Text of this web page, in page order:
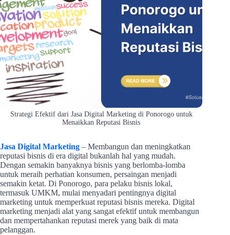
Strategi Efektif dari Jasa Digital Marketing di Ponorogo untuk
Menaikkan Reputasi Bisnis
Jasa Digital Marketing – Membangun dan meningkatkan
reputasi bisnis di era digital bukanlah hal yang mudah.
Dengan semakin banyaknya bisnis yang berlomba-lomba
untuk meraih perhatian konsumen, persaingan menjadi
semakin ketat. Di Ponorogo, para pelaku bisnis lokal,
termasuk UMKM, mulai menyadari pentingnya digital
marketing untuk memperkuat reputasi bisnis mereka. Digital
marketing menjadi alat yang sangat efektif untuk membangun
dan mempertahankan reputasi merek yang baik di mata
pelanggan.